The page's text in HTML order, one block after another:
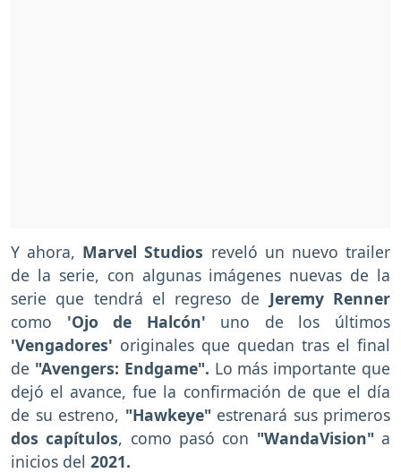
Y ahora, Marvel Studios reveló un nuevo trailer
de la serie, con algunas imágenes nuevas de la
serie que tendrá el regreso de Jeremy Renner
como 'Ojo de Halcón' uno de los últimos
'Vengadores' originales que quedan tras el final
de "Avengers: Endgame". Lo más importante que
dejó el avance, fue la confirmación de que el día
de su estreno, "Hawkeye" estrenará sus primeros
dos capítulos, como pasó con "WandaVision" a
inicios del 2021.